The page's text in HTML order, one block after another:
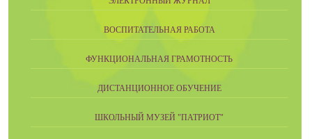
ВОСПИТАТЕЛЬНАЯ РАБОТА
ФУНКЦИОНАЛЬНАЯ ГРАМОТНОСТЬ
ДИСТАНЦИОННОЕ ОБУЧЕНИЕ
ШКОЛЬНЫЙ МУЗЕЙ "ПАТРИОТ"